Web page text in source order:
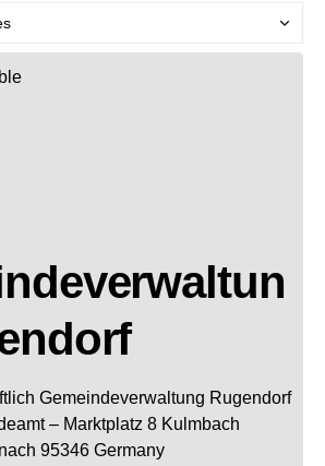
Gemeindeverwaltung Rugendorf
– Marktplatz 8 Kulmbach
95346 Germany